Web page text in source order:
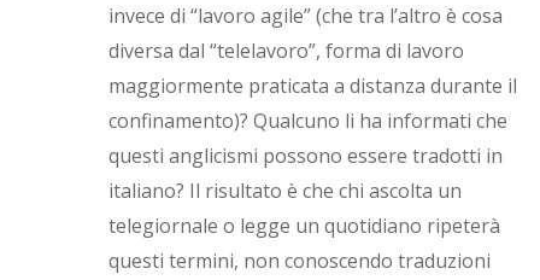
invece di “lavoro agile” (che tra l’altro è cosa
diversa dal “telelavoro”, forma di lavoro
maggiormente praticata a distanza durante il
confinamento)? Qualcuno li ha informati che
questi anglicismi possono essere tradotti in
italiano? Il risultato è che chi ascolta un
telegiornale o legge un quotidiano ripeterà
questi termini, non conoscendo traduzioni